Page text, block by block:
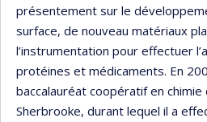
présentement sur le
surface, de nouveau matériaux
l’instrumentation pour effectuer
protéines et médicaments. En
baccalauréat coopératif en chimie
Sherbrooke, durant lequel il a